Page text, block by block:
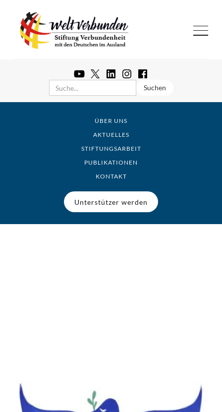
ÜBER UNS
AKTUELLES
STIFTUNGSARBEIT
PUBLIKATIONEN
KONTAKT
Unterstützer werden